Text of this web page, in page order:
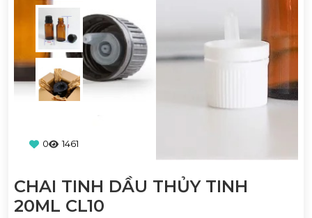
0 1461
CHAI TINH DẦU THỦY TINH
20ML CL10